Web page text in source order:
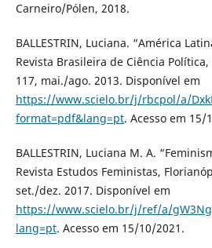
Carneiro/Pólen, 2018.
BALLESTRIN, Luciana. “América
Revista Brasileira de Ciência
117, mai./ago. 2013. Disponível em
https://www.scielo.br/j/rbcpol/a/
format=pdf&lang=pt. Acesso em 15/
BALLESTRIN, Luciana M. A.
Revista Estudos Feministas,
set./dez. 2017. Disponível em
https://www.scielo.br/j/ref/a/
lang=pt. Acesso em 15/10/2021.